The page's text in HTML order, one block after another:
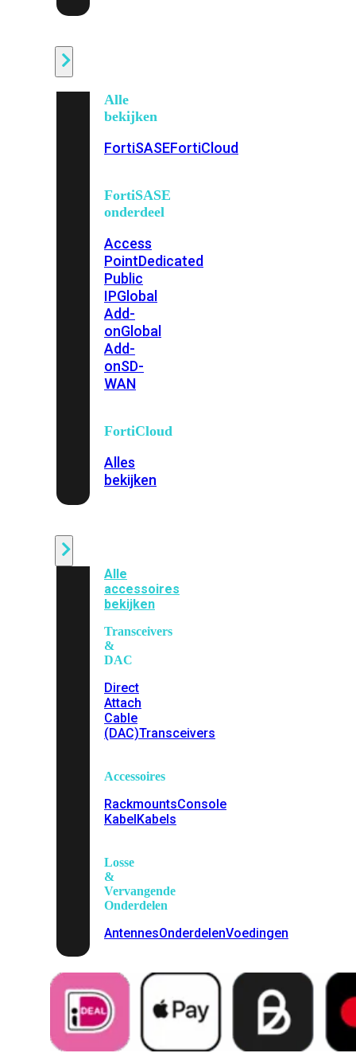
Alle
bekijken
FortiSASEFortiCloud
FortiSASE
onderdeel
Access
PointDedicated
Public
IPGlobal
Add-
onGlobal
Add-
onSD-
WAN
FortiCloud
Alles
bekijken
Alle
accessoires
bekijken
Transceivers
&
DAC
Direct
Attach
Cable
(DAC)Transceivers
Accessoires
RackmountsConsole
KabelKabels
Losse
&
Vervangende
Onderdelen
AntennesOnderdelenVoedingen